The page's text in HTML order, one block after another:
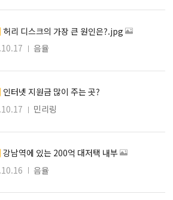
허리 디스크의 가장 큰 원인은?.jpg
음율
인터넷 지원금 많이 주는 곳?
민리링
강남역에 있는 200억 대저택 내부
음율